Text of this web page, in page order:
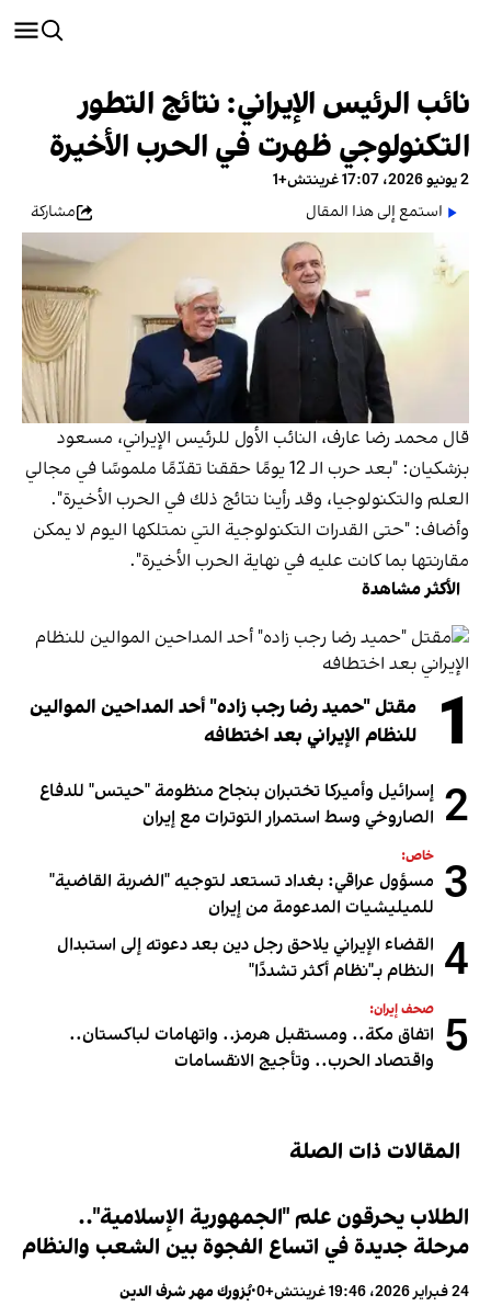
نائب الرئيس الإيراني: نتائج التطور
التكنولوجي ظهرت في الحرب الأخيرة
2 يونيو 2026، 17:07 غرينتش+1
استمع إلى هذا المقال
مشاركة
قال محمد رضا عارف، النائب الأول للرئيس الإيراني، مسعود
بزشكیان: "بعد حرب الـ 12 يومًا حققنا تقدّمًا ملموسًا في مجالي
العلم والتكنولوجيا، وقد رأينا نتائج ذلك في الحرب الأخيرة".
وأضاف: "حتى القدرات التكنولوجية التي نمتلكها اليوم لا يمكن
مقارنتها بما كانت عليه في نهاية الحرب الأخيرة".
الأكثر مشاهدة
1
مقتل "حميد رضا رجب زاده" أحد المداحين الموالين
للنظام الإيراني بعد اختطافه
2 إسرائيل وأميركا تختبران بنجاح منظومة "حيتس" للدفاع
الصاروخي وسط استمرار التوترات مع إيران
3 خاص:
مسؤول عراقي: بغداد تستعد لتوجيه "الضربة القاضية"
للميليشيات المدعومة من إيران
4 القضاء الإيراني يلاحق رجل دين بعد دعوته إلى استبدال
النظام بـ"نظام أكثر تشددًا"
5 صحف إيران:
اتفاق مكة.. ومستقبل هرمز.. واتهامات لباكستان..
واقتصاد الحرب.. وتأجيج الانقسامات
المقالات ذات الصلة
الطلاب يحرقون علم "الجمهورية الإسلامية"..
مرحلة جديدة في اتساع الفجوة بين الشعب والنظام
24 فبراير 2026، 19:46 غرينتش+0 •بُزورك مهر شرف الدين